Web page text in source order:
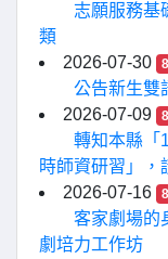
志願服務基
類
2026-07-30
公告新生雙
2026-07-09
轉知本縣「
時師資研習」，
2026-07-16
客家劇場的
劇培力工作坊